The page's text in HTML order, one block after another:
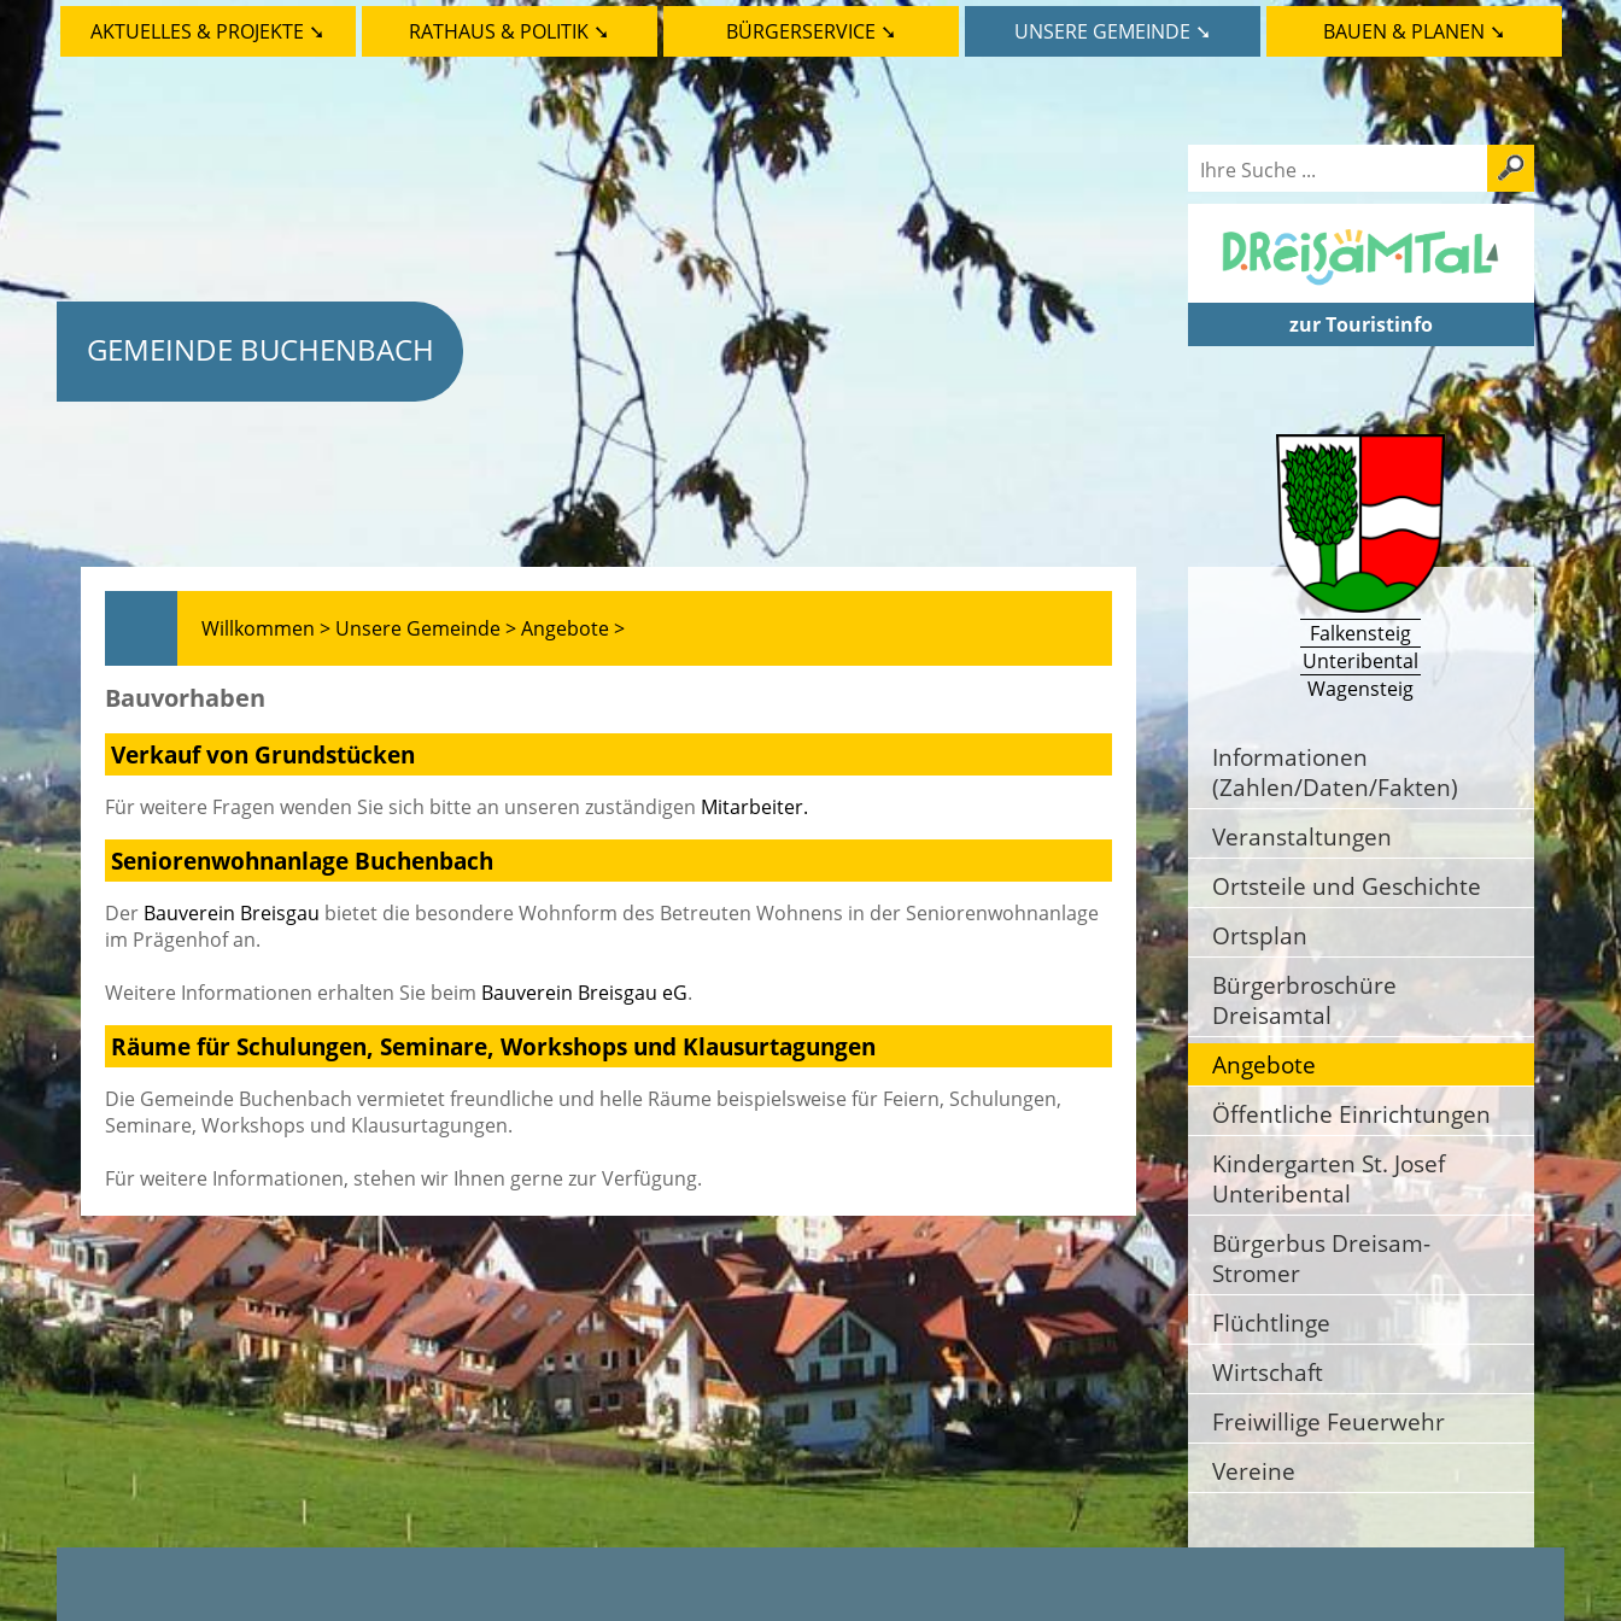
GEMEINDE BUCHENBACH
AKTUELLES & PROJEKTE ➘ RATHAUS & POLITIK ➘ BÜRGERSERVICE ➘ UNSERE GEMEINDE ➘ BAUEN & PLANEN ➘
zur Touristinfo
Willkommen > Unsere Gemeinde >Angebote >
Bauvorhaben
Verkauf von Grundstücken
Für weitere Fragen wenden Sie sich bitte an unseren zuständigen Mitarbeiter.
Seniorenwohnanlage Buchenbach
Der Bauverein Breisgau bietet die besondere Wohnform des Betreuten Wohnens in der Seniorenwohnanlage
im Prägenhof an.
Weitere Informationen erhalten Sie beim Bauverein Breisgau eG.
Räume für Schulungen, Seminare, Workshops und Klausurtagungen
Die Gemeinde Buchenbach vermietet freundliche und helle Räume beispielsweise für Feiern, Schulungen,
Seminare, Workshops und Klausurtagungen.
Für weitere Informationen, stehen wir Ihnen gerne zur Verfügung.
Falkensteig
Unteribental
Wagensteig
Informationen
(Zahlen/Daten/Fakten)
Veranstaltungen
Ortsteile und Geschichte
Ortsplan
Bürgerbroschüre
Dreisamtal
Angebote
Öffentliche Einrichtungen
Kindergarten St. Josef
Unteribental
Bürgerbus Dreisam-
Stromer
Flüchtlinge
Wirtschaft
Freiwillige Feuerwehr
Vereine